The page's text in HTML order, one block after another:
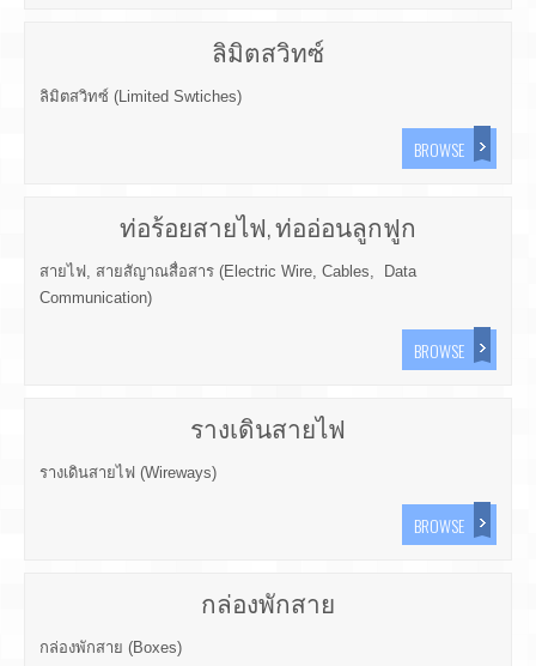
ลิมิตสวิทซ์
ลิมิตสวิทซ์ (Limited Swtiches)
BROWSE
ท่อร้อยสายไฟ, ท่ออ่อนลูกฟูก
สายไฟ, สายสัญาณสื่อสาร (Electric Wire, Cables, Data
Communication)
BROWSE
รางเดินสายไฟ
รางเดินสายไฟ (Wireways)
BROWSE
กล่องพักสาย
กล่องพักสาย (Boxes)